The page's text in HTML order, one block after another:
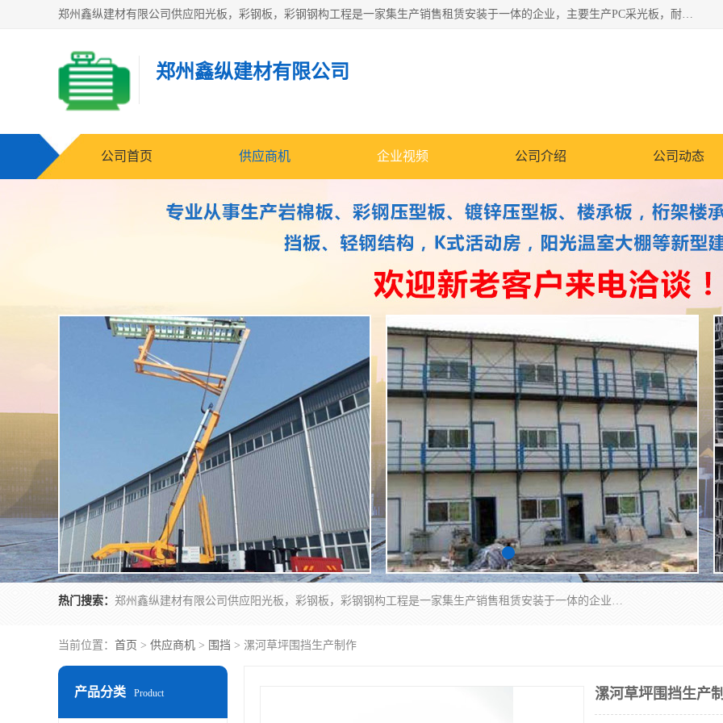
郑州鑫纵建材有限公司供应阳光板，彩钢板，彩钢钢构工程是一家集生产销售租赁安装于一体的企业，主要生产PC采光板，耐力板，仿古琉璃采光板，岩棉板、彩钢压型板、镀锌压型板、桁架楼承板，C、Z型钢檩条、围挡板、轻钢结构，阳光温室大棚等新型建材产品。公司旗下有多台移动式高空压瓦机租赁，承接全国各地业务，专业对外租赁各种型号压瓦机。
郑州鑫纵建材有限公司
公司首页 供应商机 企业视频 公司介绍 公司动态
热门搜索： 郑州鑫纵建材有限公司供应阳光板，彩钢板，彩钢钢构工程是一家集生产销售租赁安装于一体的企业，主要生产PC采光板，耐力板，仿古琉璃采光板，岩棉板、彩钢压型板、镀锌压型板、桁架楼承板，C、Z型钢檩条、围挡板、轻钢结构，阳光温室大棚等新型建材产品。公司旗下有多台移动式高空压瓦机租赁，承接全国各地业务，专业对外租赁各种型号压瓦机。
当前位置： 首页 > 供应商机 > 围挡 > 漯河草坪围挡生产制作
产品分类 Product 漯河草坪围挡生产